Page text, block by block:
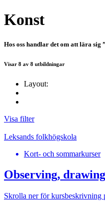
Konst
Hos oss handlar det om att lära
Visar 8 av 8 utbildningar
Layout:
Visa filter
Leksands folkhögskola
Kort- och sommarkurser
Observing,
Skrolla ner för kursbeskrivning